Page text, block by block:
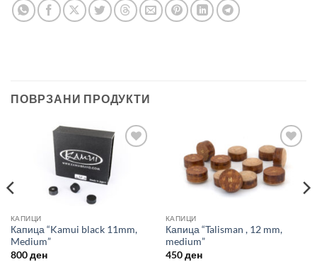
ПОВРЗАНИ ПРОДУКТИ
желботека
КАПИЦИ
Капица “Kamui black 11mm,
Medium”
800ден
Во
желботека
КАПИЦИ
Капица “Talisman , 12 mm,
medium”
450ден